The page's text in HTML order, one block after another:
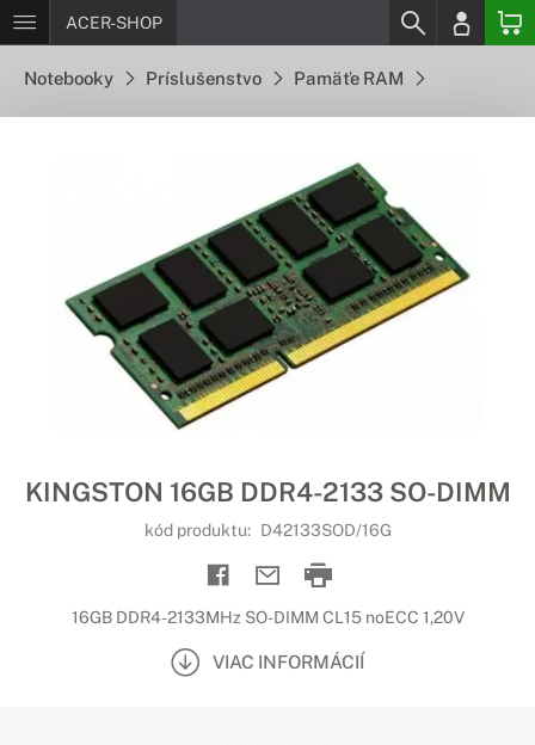
ACER-SHOP
Notebooky Príslušenstvo Pamäťe RAM
KINGSTON 16GB DDR4-2133 SO-DIMM
kód produktu: D42133SOD/16G
16GB DDR4-2133MHz SO-DIMM CL15 noECC 1,20V
VIAC INFORMÁCIÍ